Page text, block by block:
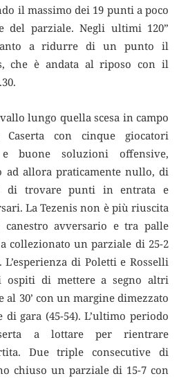
il massimo dei 19 punti a poco
del parziale. Negli ultimi 120”
a ridurre di un punto il
che è andata al riposo con il
lungo quella scesa in campo
con cinque giocatori
buone soluzioni offensive,
allora praticamente nullo, di
di trovare punti in entrata e
La Tezenis non è più riuscita
avversario e tra palle
collezionato un parziale di 25-2
di Poletti e Rosselli
ospiti di mettere a segno altri
30’ con un margine dimezzato
gara (45-54). L’ultimo periodo
a lottare per rientrare
Due triple consecutive di
chiuso un parziale di 15-7 con